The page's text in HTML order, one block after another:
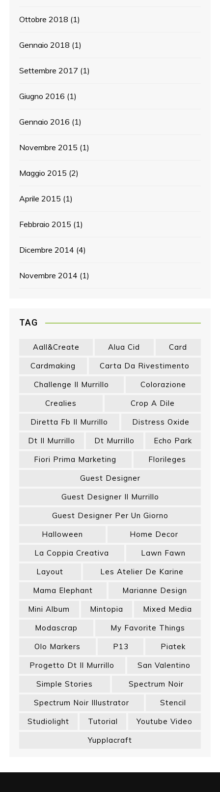
Ottobre 2018 (1)
Gennaio 2018 (1)
Settembre 2017 (1)
Giugno 2016 (1)
Gennaio 2016 (1)
Novembre 2015 (1)
Maggio 2015 (2)
Aprile 2015 (1)
Febbraio 2015 (1)
Dicembre 2014 (4)
Novembre 2014 (1)
TAG
Aall&create Alua Cid
Card
Cardmaking
Carta Da Rivestimento
Challenge Il Murrillo
Colorazione
Crealies
Crop A Dile
Diretta Fb Il Murrillo
Distress Oxide
Dt Il Murrillo
Dt Murrillo
Echo Park
Fiori Prima Marketing
Florileges
Guest Designer
Guest Designer Il Murrillo
Guest Designer Per Un Giorno
Halloween
Home Decor
La Coppia Creativa
Lawn Fawn
Layout
Les Atelier De Karine
Mama Elephant
Marianne Design
Mini Album
Mintopia
Mixed Media
Modascrap
My Favorite Things
Olo Markers
P13
Piatek
Progetto Dt Il Murrillo
San Valentino
Simple Stories
Spectrum Noir
Spectrum Noir Illustrator
Stencil
Studiolight
Tutorial
Youtube Video
Yupplacraft